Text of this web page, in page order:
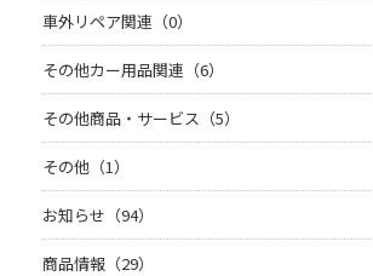
車外リペア関連（0）
その他カー用品関連（6）
その他商品・サービス（5）
その他（1）
お知らせ（94）
商品情報（29）